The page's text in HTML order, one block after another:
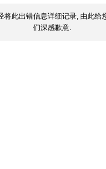
将此出错信息详细记录, 由此给
们深感歉意.